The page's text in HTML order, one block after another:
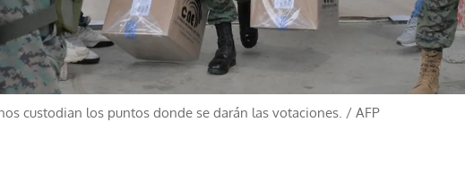
custodian los puntos donde se darán las votaciones. / AFP